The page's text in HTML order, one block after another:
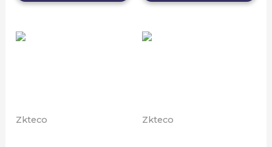
Zkteco Zkteco